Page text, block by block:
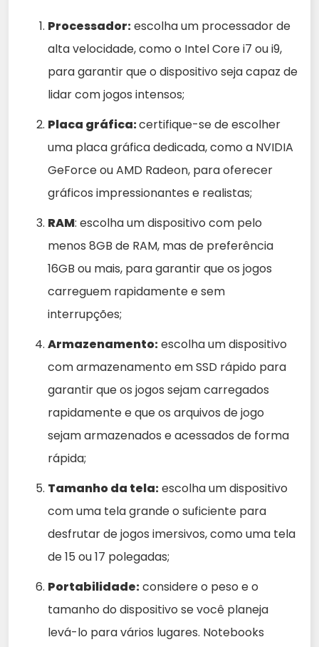
Processador:escolha um processador de
alta velocidade, como o Intel Core i7 ou i9,
para garantir que o dispositivo seja capaz de
lidar com jogos intensos;
Placa gráfica:certifique-se de escolher
uma placa gráfica dedicada, como a NVIDIA
GeForce ou AMD Radeon, para oferecer
gráficos impressionantes e realistas;
RAM: escolha um dispositivo com pelo
menos 8GB de RAM, mas de preferência
16GB ou mais, para garantir que os jogos
carreguem rapidamente e sem
interrupções;
Armazenamento:escolha um dispositivo
com armazenamento em SSD rápido para
garantir que os jogos sejam carregados
rapidamente e que os arquivos de jogo
sejam armazenados e acessados de forma
rápida;
Tamanho da tela:escolha um dispositivo
com uma tela grande o suficiente para
desfrutar de jogos imersivos, como uma tela
de 15 ou 17 polegadas;
Portabilidade:considere o peso e o
tamanho do dispositivo se você planeja
levá-lo para vários lugares. Notebooks